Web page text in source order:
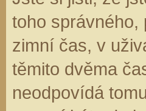
toho správného,
zimní čas, v
těmito dvěma
neodpovídá